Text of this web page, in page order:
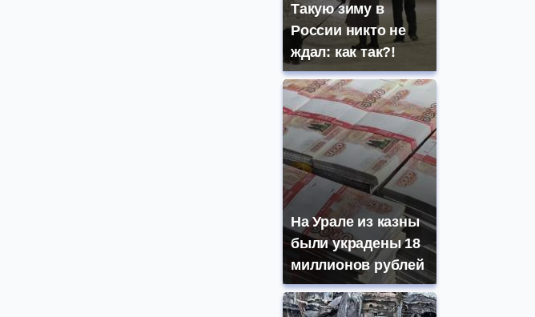
Такую зиму в
России никто не
ждал: как так?!
На Урале из казны
были украдены 18
миллионов рублей